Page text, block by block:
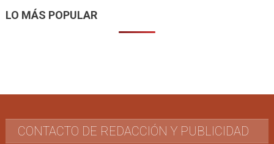
LO MÁS POPULAR
CONTACTO DE REDACCIÓN Y PUBLICIDAD